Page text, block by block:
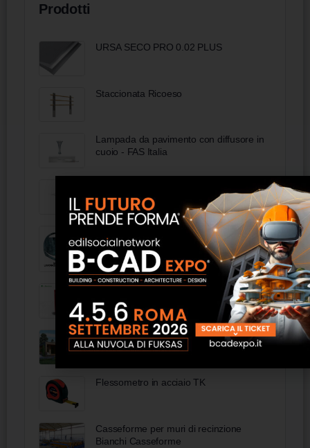
Prodotti
URSA SECO PRO 0.02 PLUS
Staccionata Ricoeso
Lampada da pavimento con diffusore in
cuoio - FAS Italia
Torggler
Esempi di Progettazione Antincendio
Casa Prefabbricata 156 - Norges Hus
Flessometro in acciaio TK
Casseforme per muri di recinzione
Bianchi Casseforme